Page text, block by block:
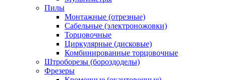
Пилы
Монтажные (отрезные)
Сабельные (электроножовки)
Торцовочные
Циркулярные (дисковые)
Комбинированные торцовочные
Штроборезы (бороздоделы)
Фрезеры